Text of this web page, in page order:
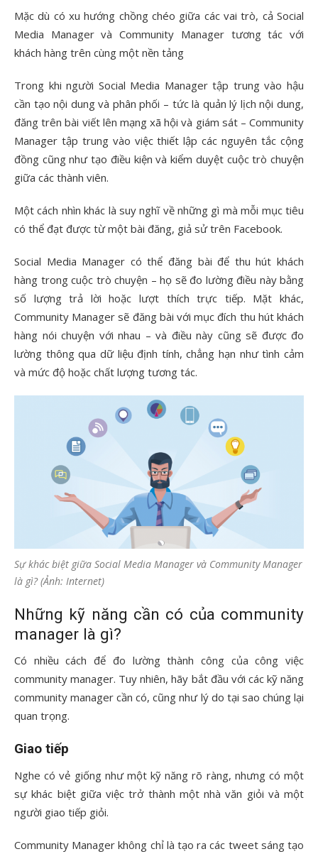
Mặc dù có xu hướng chồng chéo giữa các vai trò, cả Social
Media Manager và Community Manager tương tác với
khách hàng trên cùng một nền tảng
Trong khi người Social Media Manager tập trung vào hậu
cần tạo nội dung và phân phối – tức là quản lý lịch nội dung,
đăng trên bài viết lên mạng xã hội và giám sát – Community
Manager tập trung vào việc thiết lập các nguyên tắc cộng
đồng cũng như tạo điều kiện và kiểm duyệt cuộc trò chuyện
giữa các thành viên.
Một cách nhìn khác là suy nghĩ về những gì mà mỗi mục tiêu
có thể đạt được từ một bài đăng, giả sử trên Facebook.
Social Media Manager có thể đăng bài để thu hút khách
hàng trong cuộc trò chuyện – họ sẽ đo lường điều này bằng
số lượng trả lời hoặc lượt thích trực tiếp. Mặt khác,
Community Manager sẽ đăng bài với mục đích thu hút khách
hàng nói chuyện với nhau – và điều này cũng sẽ được đo
lường thông qua dữ liệu định tính, chẳng hạn như tình cảm
và mức độ hoặc chất lượng tương tác.
Sự khác biệt giữa Social Media Manager và Community Manager
là gì? (Ảnh: Internet)
Những kỹ năng cần có của community
manager là gì?
Có nhiều cách để đo lường thành công của công việc
community manager. Tuy nhiên, hãy bắt đầu với các kỹ năng
community manager cần có, cũng như lý do tại sao chúng lại
quan trọng.
Giao tiếp
Nghe có vẻ giống như một kỹ năng rõ ràng, nhưng có một
sự khác biệt giữa việc trở thành một nhà văn giỏi và một
người giao tiếp giỏi.
Community Manager không chỉ là tạo ra các tweet sáng tạo